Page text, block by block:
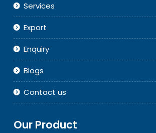
Services
Export
Enquiry
Blogs
Contact us
Our Product